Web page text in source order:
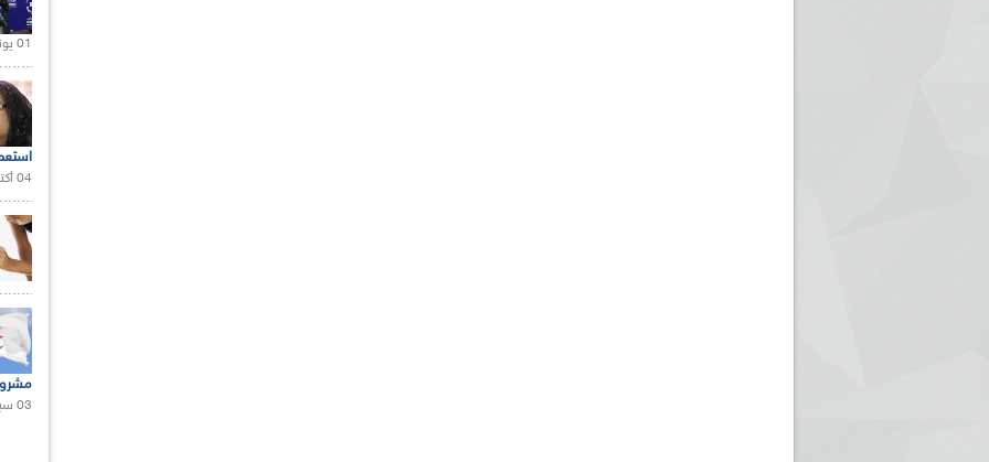
01 يونيو 2021 |
04 أكتوبر 2020 |
03 سبتمبر 2020 |